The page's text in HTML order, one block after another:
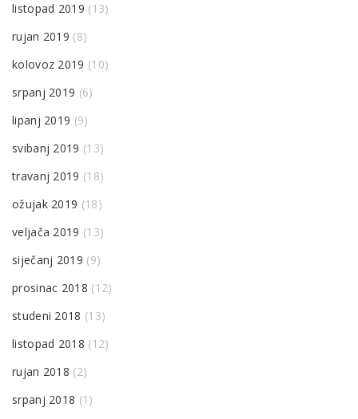
listopad 2019 (13)
rujan 2019 (8)
kolovoz 2019 (10)
srpanj 2019 (6)
lipanj 2019 (9)
svibanj 2019 (13)
travanj 2019 (18)
ožujak 2019 (18)
veljača 2019 (13)
siječanj 2019 (9)
prosinac 2018 (12)
studeni 2018 (13)
listopad 2018 (12)
rujan 2018 (2)
srpanj 2018 (1)